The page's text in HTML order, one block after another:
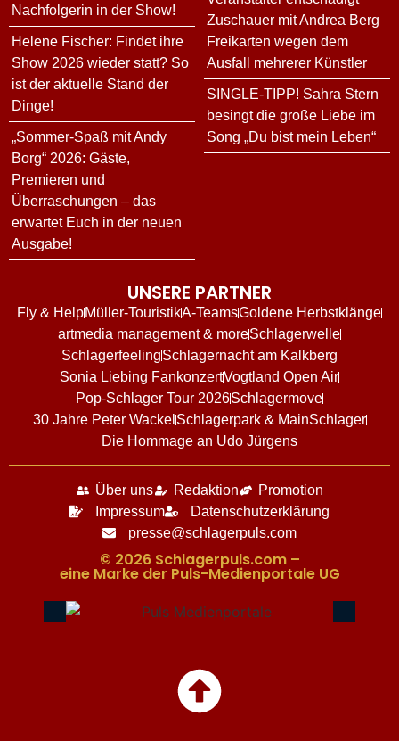
Nachfolgerin in der Show!
Helene Fischer: Findet ihre
Show 2026 wieder statt? So
ist der aktuelle Stand der
Dinge!
„Sommer-Spaß mit Andy
Borg“ 2026: Gäste,
Premieren und
Überraschungen – das
erwartet Euch in der neuen
Ausgabe!
Zuschauer mit Andrea Berg
Freikarten wegen dem
Ausfall mehrerer Künstler
SINGLE-TIPP! Sahra Stern
besingt die große Liebe im
Song „Du bist mein Leben“
UNSERE PARTNER
Fly & HelpMüller-TouristikA-TeamsGoldene Herbstklänge
artmedia management & moreSchlagerwelle
SchlagerfeelingSchlagernacht am Kalkberg
Sonia Liebing FankonzertVogtland Open Air
Pop-Schlager Tour 2026Schlagermove
30 Jahre Peter Wackel Schlagerpark & MainSchlager
Die Hommage an Udo Jürgens
Über uns Redaktion
Promotion
Impressum
Datenschutzerklärung
presse@schlagerpuls.com
© 2026 Schlagerpuls.com –
eine Marke der Puls-Medienportale UG​